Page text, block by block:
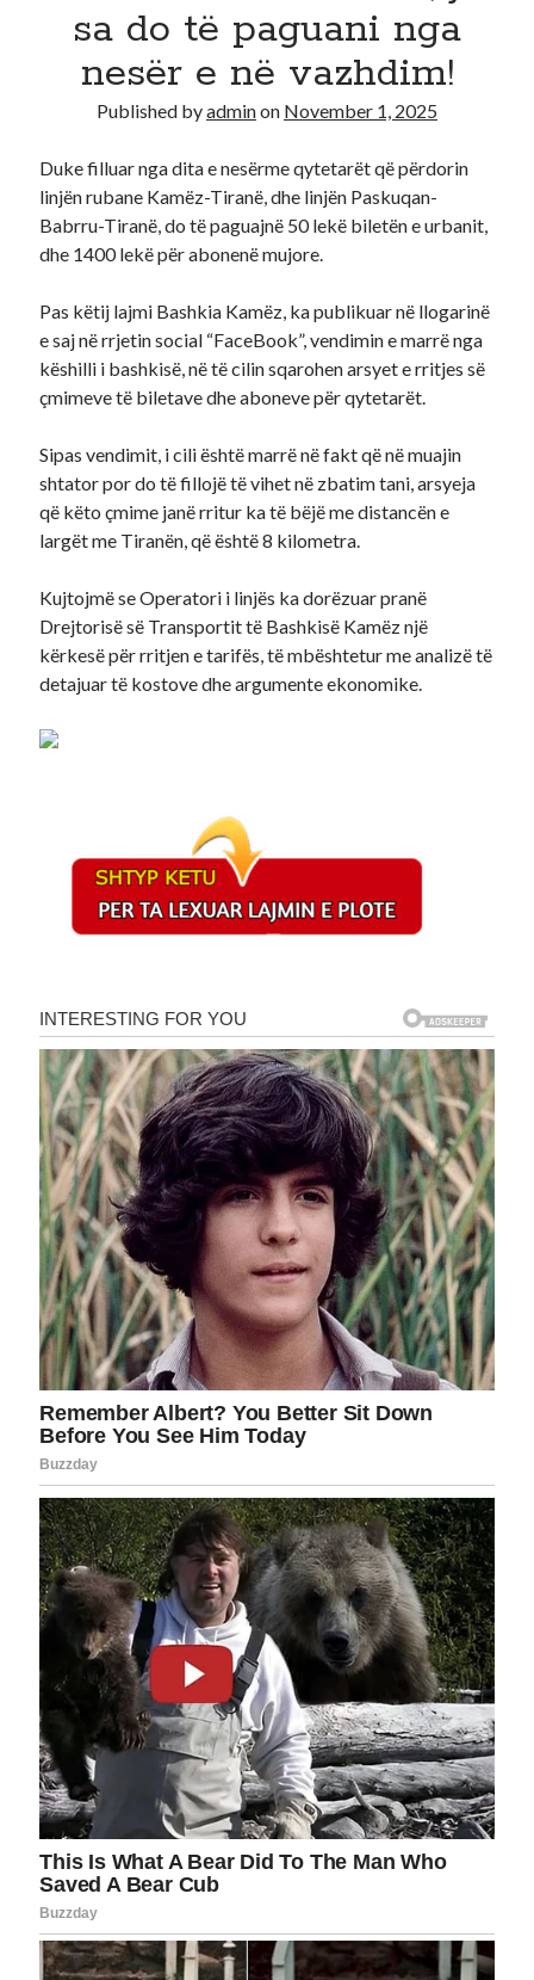
Recent Comments
A WordPress Commenteron Hello world!
sa do të paguani nga
nesër e në vazhdim!
Published byadminon November 1, 2025
Duke filluar nga dita e nesërme qytetarët që përdorin
linjën rubane Kamëz-Tiranë, dhe linjën Paskuqan-
Babrru-Tiranë, do të paguajnë 50 lekë biletën e urbanit,
dhe 1400 lekë për abonenë mujore.
Pas këtij lajmi Bashkia Kamëz, ka publikuar në llogarinë
e saj në rrjetin social “FaceBook”, vendimin e marrë nga
këshilli i bashkisë, në të cilin sqarohen arsyet e rritjes së
çmimeve të biletave dhe aboneve për qytetarët.
Sipas vendimit, i cili është marrë në fakt që në muajin
shtator por do të fillojë të vihet në zbatim tani, arsyeja
që këto çmime janë rritur ka të bëjë me distancën e
largët me Tiranën, që është 8 kilometra.
Kujtojmë se Operatori i linjës ka dorëzuar pranë
Drejtorisë së Transportit të Bashkisë Kamëz një
kërkesë për rritjen e tarifës, të mbështetur me analizë të
detajuar të kostove dhe argumente ekonomike.